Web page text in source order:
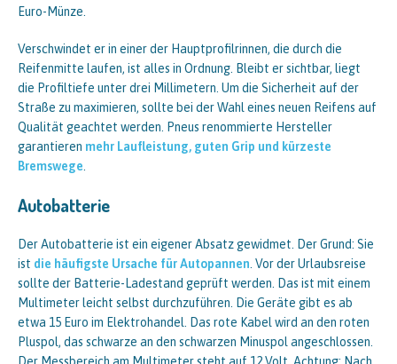
Euro-Münze.
Verschwindet er in einer der Hauptprofilrinnen, die durch die
Reifenmitte laufen, ist alles in Ordnung. Bleibt er sichtbar, liegt
die Profiltiefe unter drei Millimetern. Um die Sicherheit auf der
Straße zu maximieren, sollte bei der Wahl eines neuen Reifens auf
Qualität geachtet werden. Pneus renommierte Hersteller
garantieren mehr Laufleistung, guten Grip und kürzeste
Bremswege
Autobatterie
Der Autobatterie ist ein eigener Absatz gewidmet. Der Grund: Sie
ist die häufigste Ursache für Autopannen . Vor der Urlaubsreise
sollte der Batterie-Ladestand geprüft werden. Das ist mit einem
Multimeter leicht selbst durchzuführen. Die Geräte gibt es ab
etwa 15 Euro im Elektrohandel. Das rote Kabel wird an den roten
Pluspol, das schwarze an den schwarzen Minuspol angeschlossen.